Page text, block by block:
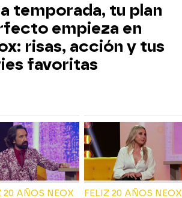
temporada, tu plan
empieza en
risas, acción y tus
favoritas
20 AÑOS NEOX FELIZ 20 AÑOS NEOX